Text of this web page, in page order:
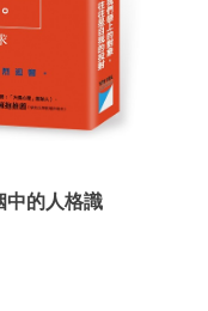
中的人格識